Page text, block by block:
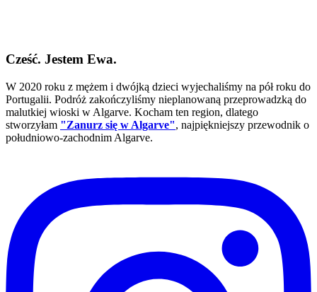
Cześć. Jestem Ewa.
W 2020 roku z mężem i dwójką dzieci wyjechaliśmy na pół roku do
Portugalii. Podróż zakończyliśmy nieplanowaną przeprowadzką do
malutkiej wioski w Algarve. Kocham ten region, dlatego
stworzyłam "Zanurz się w Algarve", najpiękniejszy przewodnik o
południowo-zachodnim Algarve.